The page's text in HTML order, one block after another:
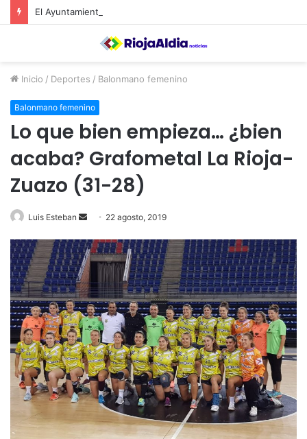
Inicio / Deportes / Balonmano femenino
Balonmano femenino
Lo que bien empieza… ¿bien
acaba? Grafometal La Rioja-
Zuazo (31-28)
Luis Esteban
n
d
a
n
e
m
a
i
l
22 agosto, 2019